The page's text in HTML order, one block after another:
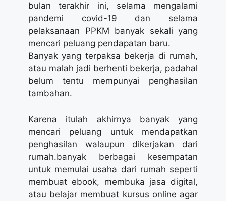
bulan terakhir ini, selama mengalami
pandemi covid-19 dan selama
pelaksanaan PPKM banyak sekali yang
mencari peluang pendapatan baru.
Banyak yang terpaksa bekerja di rumah,
atau malah jadi berhenti bekerja, padahal
belum tentu mempunyai penghasilan
tambahan.
Karena itulah akhirnya banyak yang
mencari peluang untuk mendapatkan
penghasilan walaupun dikerjakan dari
rumah.banyak berbagai kesempatan
untuk memulai usaha dari rumah seperti
membuat ebook, membuka jasa digital,
atau belajar membuat kursus online agar